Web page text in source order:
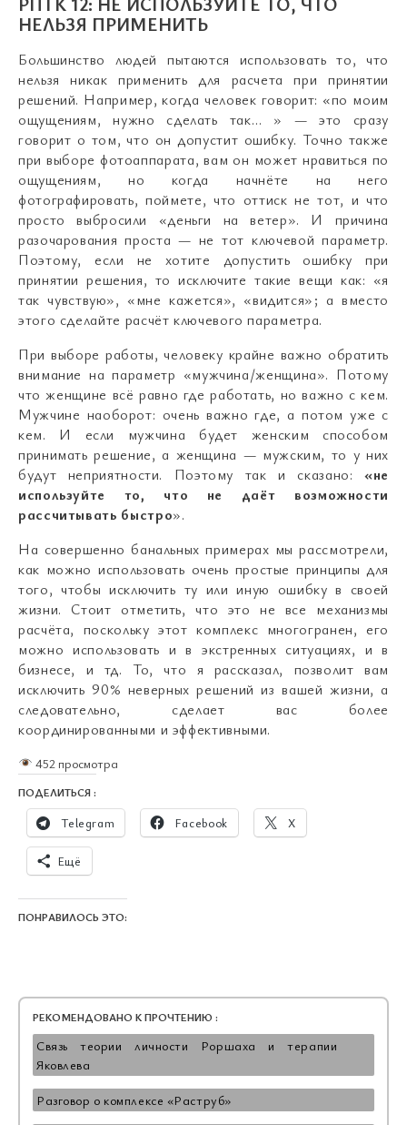
НЕЛЬЗЯ ПРИМЕНИТЬ
Большинство людей пытаются использовать то, что
нельзя никак применить для расчета при принятии
решений. Например, когда человек говорит: «по моим
ощущениям, нужно сделать так… » — это сразу
говорит о том, что он допустит ошибку. Точно также
при выборе фотоаппарата, вам он может нравиться по
ощущениям, но когда начнёте на него
фотографировать, поймете, что оттиск не тот, и что
просто выбросили «деньги на ветер». И причина
разочарования проста — не тот ключевой параметр.
Поэтому, если не хотите допустить ошибку при
принятии решения, то исключите такие вещи как: «я
так чувствую», «мне кажется», «видится»; а вместо
этого сделайте расчёт ключевого параметра.
При выборе работы, человеку крайне важно обратить
внимание на параметр «мужчина/женщина». Потому
что женщине всё равно где работать, но важно с кем.
Мужчине наоборот: очень важно где, а потом уже с
кем. И если мужчина будет женским способом
принимать решение, а женщина — мужским, то у них
будут неприятности. Поэтому так и сказано:«не
используйте то, что не даёт возможности
рассчитывать быстро».
На совершенно банальных примерах мы рассмотрели,
как можно использовать очень простые принципы для
того, чтобы исключить ту или иную ошибку в своей
жизни. Стоит отметить, что это не все механизмы
расчёта, поскольку этот комплекс многогранен, его
можно использовать и в экстренных ситуациях, и в
бизнесе, и тд. То, что я рассказал, позволит вам
исключить 90% неверных решений из вашей жизни, а
следовательно, сделает вас более
координированными и эффективными.
452 просмотра
ПОДЕЛИТЬСЯ :
Telegram Facebook X
Ещё
ПОНРАВИЛОСЬ ЭТО:
РЕКОМЕНДОВАНО К ПРОЧТЕНИЮ :
Связь теории личности Роршаха и терапии
Яковлева
Разговор о комплексе «Раструб»